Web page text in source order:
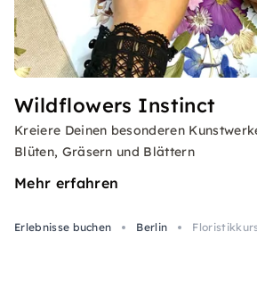
Wildflowers Instinct
Kreiere Deinen besonderen
Blüten, Gräsern und Blättern
Mehr erfahren
Erlebnisse buchen Berlin